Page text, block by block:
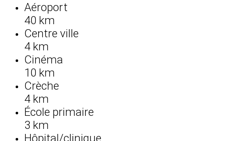
Aéroport
40 km
Centre ville
4 km
Cinéma
10 km
Crèche
4 km
École primaire
3 km
Hôpital/clinique